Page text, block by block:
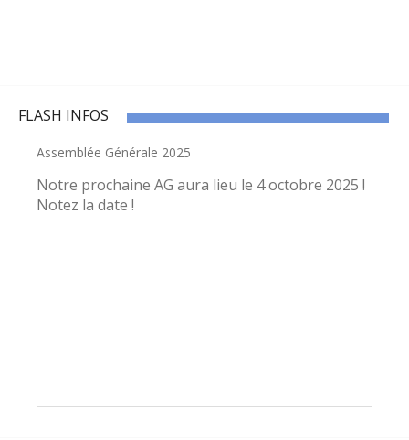
FLASH INFOS
Assemblée Générale 2025
Notre prochaine AG aura lieu le 4 octobre 2025 !
Notez la date !